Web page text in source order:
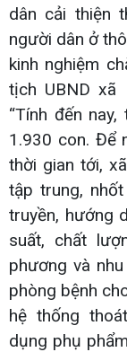
dân cải thiện
người dân ở
kinh nghiệm
tịch UBND xã
“Tính đến
1.930 con. Để
thời gian tới,
tập trung,
truyền, hướng
suất, chất
phương và
phòng bệnh
hệ thống
dụng phụ